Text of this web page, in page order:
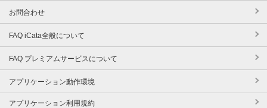
お問合わせ
FAQ iCata全般について
FAQ プレミアムサービスについて
アプリケーション動作環境
アプリケーション利用規約